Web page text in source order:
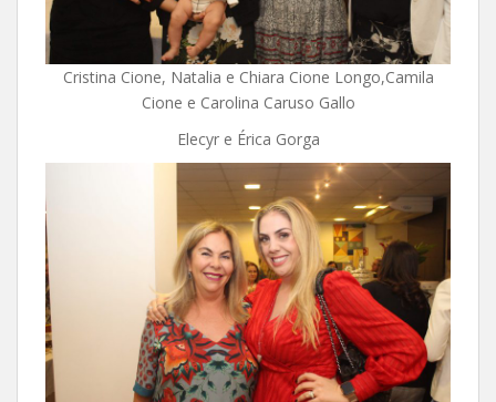
Cristina Cione, Natalia e Chiara Cione Longo,Camila
Cione e Carolina Caruso Gallo
Elecyr e Érica Gorga